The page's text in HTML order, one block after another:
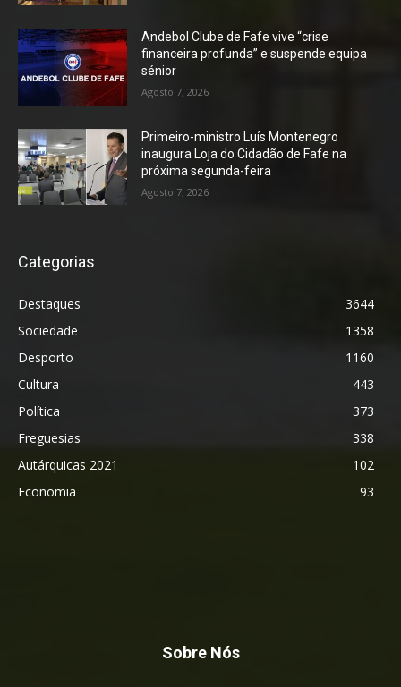
Andebol Clube de Fafe vive “crise
financeira profunda” e suspende equipa
sénior
Agosto 7, 2026
Primeiro-ministro Luís Montenegro
inaugura Loja do Cidadão de Fafe na
próxima segunda-feira
Agosto 7, 2026
Categorias
Destaques
3644
Sociedade
1358
Desporto
1160
Cultura
443
Política
373
Freguesias
338
Autárquicas 2021
102
Economia
93
Sobre Nós